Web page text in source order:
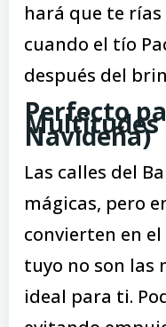
hará que te
cuando el tío
después del
Perfecto
Multitudes
Navideña)
Las calles del
mágicas, pero
convierten en
tuyo no son las
ideal para ti.